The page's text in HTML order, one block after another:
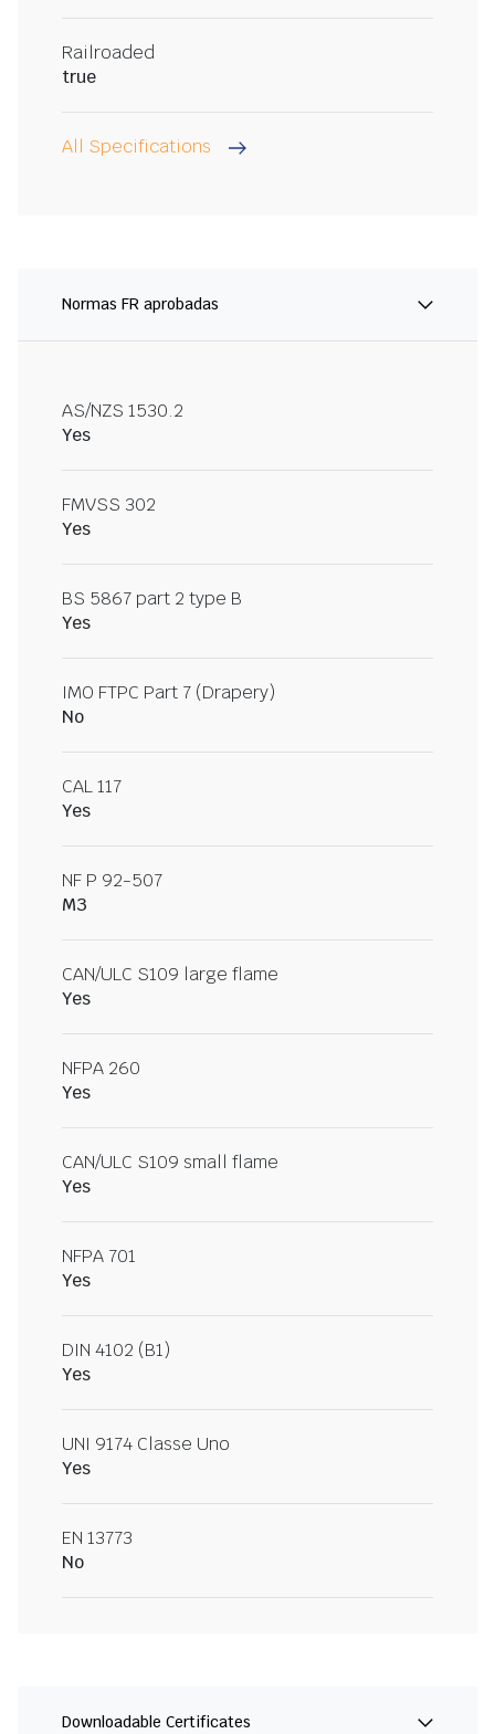
Railroaded
true
All Specifications
Normas FR aprobadas
AS/NZS 1530.2
Yes
FMVSS 302
Yes
BS 5867 part 2 type B
Yes
IMO FTPC Part 7 (Drapery)
No
CAL 117
Yes
NF P 92-507
M3
CAN/ULC S109 large flame
Yes
NFPA 260
Yes
CAN/ULC S109 small flame
Yes
NFPA 701
Yes
DIN 4102 (B1)
Yes
UNI 9174 Classe Uno
Yes
EN 13773
No
Downloadable Certificates